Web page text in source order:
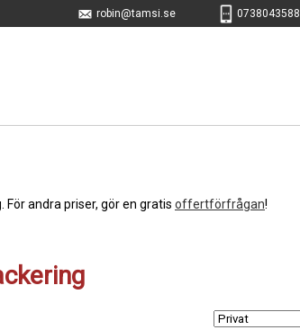
robin@tamsi.se 0738043588
För andra priser, gör en gratis offertförfrågan!